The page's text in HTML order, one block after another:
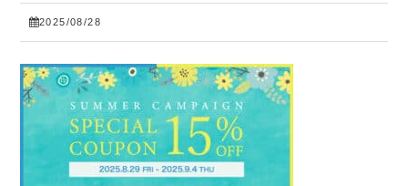
2025/08/28